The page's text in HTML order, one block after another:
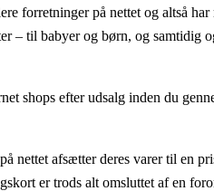
forretninger på nettet og altså
– til babyer og børn, og samtidig
shops efter udsalg inden du
nettet afsætter deres varer til en
er trods alt omsluttet af en